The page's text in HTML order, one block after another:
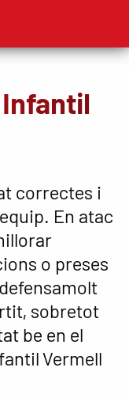
correctes i
En atac
o preses
sobretot
be en el
Vermell